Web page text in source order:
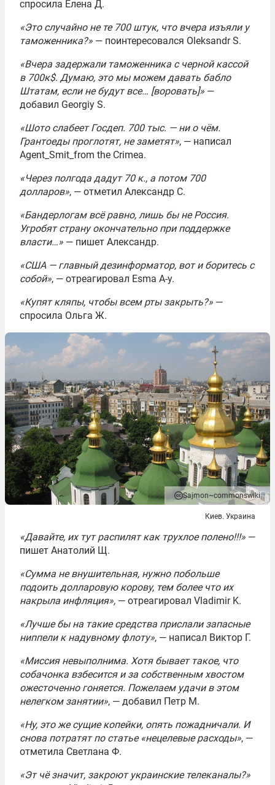
спросила Елена Д.
«Это случайно не те 700 штук, что вчера изъяли у
таможенника?» — поинтересовался Oleksandr S.
«Вчера задержали таможенника с черной кассой
в 700к$. Думаю, это мы можем давать бабло
Штатам, если не будут все… [воровать]» —
добавил Georgiy S.
«Шото слабеет Госдеп. 700 тыс. — ни о чём.
Грантоеды проглотят, не заметят», — написал
Agent_Smit_from the Crimea.
«Через полгода дадут 70 к., а потом 700
долларов», — отметил Александр С.
«Бандерлогам всё равно, лишь бы не Россия.
Угробят страну окончательно при поддержке
власти…» — пишет Александр.
«США — главный дезинформатор, вот и боритесь с
собой», — отреагировал Esma A-y.
«Купят кляпы, чтобы всем рты закрыть?» —
спросила Ольга Ж.
Sajmon~commonswiki
Киев. Украина
«Давайте, их тут распилят как трухлое полено!!!» —
пишет Анатолий Щ.
«Сумма не внушительная, нужно побольше
подоить долларовую корову, тем более что их
накрыла инфляция», — отреагировал Vladimir K.
«Лучше бы на такие средства прислали запасные
ниппели к надувному флоту», — написал Виктор Г.
«Миссия невыполнима. Хотя бывает такое, что
собачонка взбесится и за собственным хвостом
ожесточенно гоняется. Пожелаем удачи в этом
нелегком занятии», — добавил Петр М.
«Ну, это же сущие копейки, опять пожадничали. И
снова потратят по статье «нецелевые расходы», —
отметила Светлана Ф.
«Эт чё значит, закроют украинские телеканалы?»